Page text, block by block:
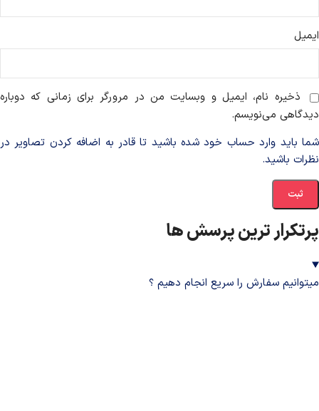
ایمیل
ذخیره نام، ایمیل و وبسایت من در مرورگر برای زمانی که دوباره
دیدگاهی می‌نویسم.
شما باید وارد حساب خود شده باشید تا قادر به اضافه کردن تصاویر در
نظرات باشید.
پرتکرار ترین پرسش ها
میتوانیم سفارش را سریع انجام دهیم ؟